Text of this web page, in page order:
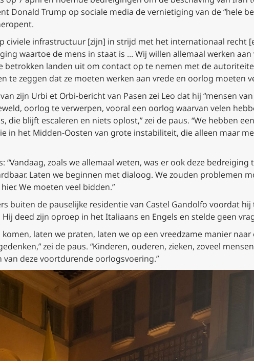
Donald Trump op sociale media de vernietiging van de “hele
civiele infrastructuur [zijn] in strijd met het internationaal recht
waartoe de mens in staat is … Wij willen allemaal werken
betrokken landen uit om contact op te nemen met de
te zeggen dat ze moeten werken aan vrede en oorlog moeten
zijn Urbi et Orbi-bericht van Pasen zei Leo dat hij “mensen
oorlog te verwerpen, vooral een oorlog waarvan velen
die blijft escaleren en niets oplost,” zei de paus. “We hebben
in het Midden-Oosten van grote instabiliteit, die alleen maar
“Vandaag, zoals we allemaal weten, was er ook deze
Laten we beginnen met dialoog. We zouden problemen
We moeten veel bidden.”
buiten de pauselijke residentie van Castel Gandolfo voordat
deed zijn oproep in het Italiaans en Engels en stelde geen
laten we praten, laten we op een vreedzame manier
zei de paus. “Kinderen, ouderen, zieken, zoveel
deze voortdurende oorlogsvoering.”